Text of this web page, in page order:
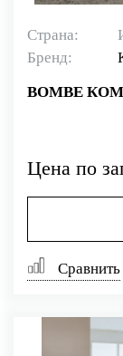
Страна:
Бренд:
BOMBE
Цена по
Сравнить